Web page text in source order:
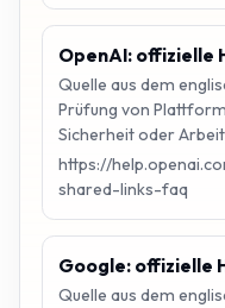
OpenAI: offizielle
Quelle aus dem
Prüfung von
Sicherheit oder
https://
shared-links-faq
Google: offizielle
Quelle aus dem